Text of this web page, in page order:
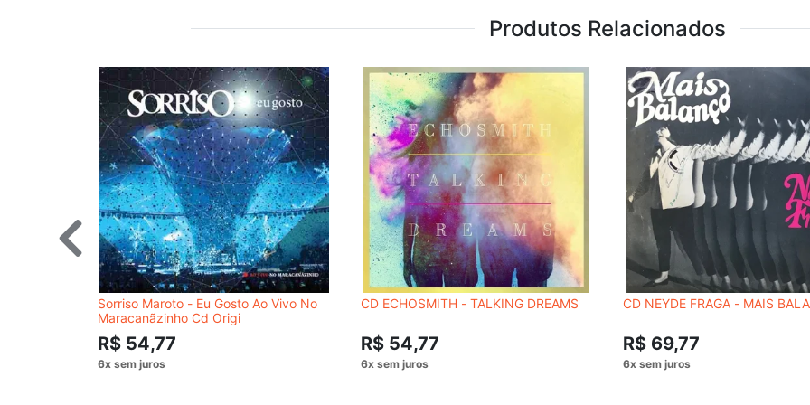
Produtos Relacionados
Sorriso Maroto - Eu Gosto Ao Vivo No
Maracanãzinho Cd Origi
R$ 54,77
CD ECHOSMITH - TALKING DREAMS
R$ 54,77
CD NEYDE FRAGA - MAIS
R$ 69,77